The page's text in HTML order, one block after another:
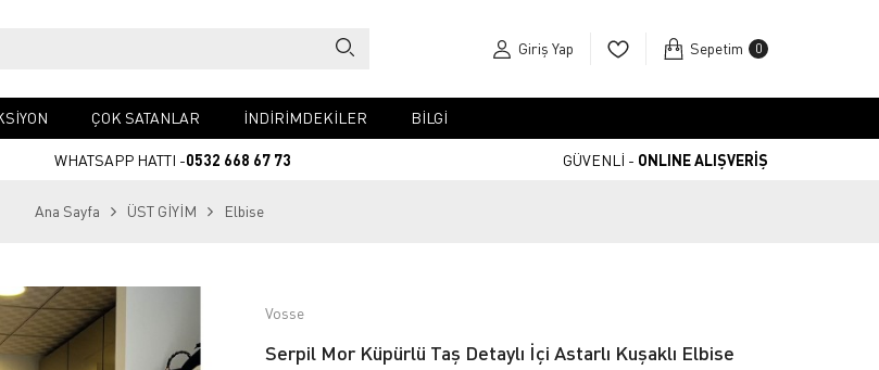
Giriş Yap Sepetim 0
ÇOK SATANLAR İNDİRİMDEKİLER BİLGİ
WHATSAPP HATTI -0532 668 67 73 GÜVENLİ - ONLINE ALIŞVERİŞ
Ana Sayfa ÜST GİYİM Elbise
Vosse
Serpil Mor Küpürlü Taş Detaylı İçi Astarlı Kuşaklı Elbise